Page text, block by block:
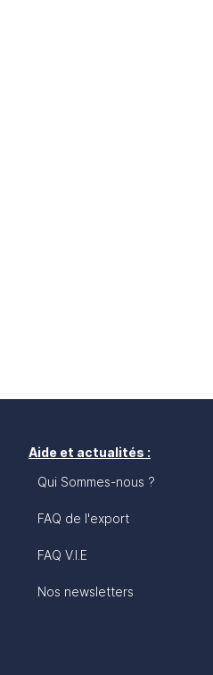
Aide et actualités :
Qui Sommes-nous ?
FAQ de l'export
FAQ V.I.E
Nos newsletters